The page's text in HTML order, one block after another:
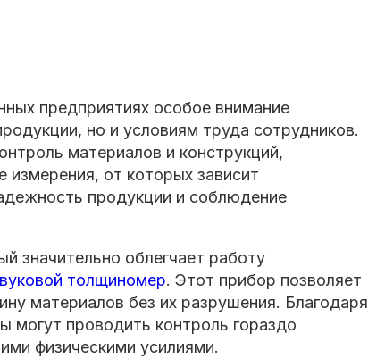
предприятиях особое внимание
но и условиям труда сотрудников.
материалов и конструкций,
от которых зависит
продукции и соблюдение
значительно облегчает работу
толщиномер. Этот прибор позволяет
материалов без их разрушения. Благодаря
могут проводить контроль гораздо
физическими усилиями.